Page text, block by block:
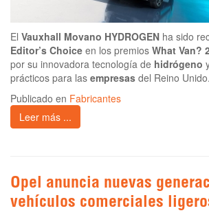
El Vauxhall Movano HYDROGEN ha sido
Editor’s Choice en los premios What Van?
por su innovadora tecnología de hidrógeno
prácticos para las empresas del Reino Unido.
Publicado en Fabricantes
Leer más ...
Opel anuncia nuevas
vehículos comerciales